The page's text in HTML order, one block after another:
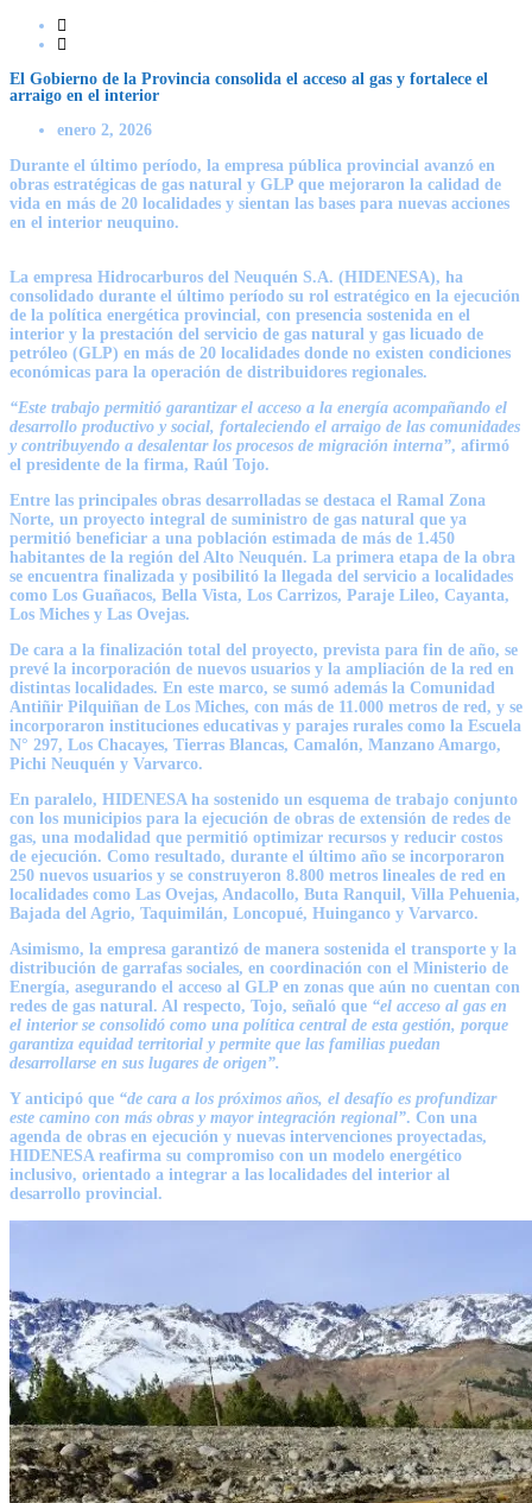
El Gobierno de la Provincia consolida el acceso al gas y fortalece el
arraigo en el interior
enero 2, 2026
Durante el último período, la empresa pública provincial avanzó en
obras estratégicas de gas natural y GLP que mejoraron la calidad de
vida en más de 20 localidades y sientan las bases para nuevas acciones
en el interior neuquino.
La empresa Hidrocarburos del Neuquén S.A. (HIDENESA), ha
consolidado durante el último período su rol estratégico en la ejecución
de la política energética provincial, con presencia sostenida en el
interior y la prestación del servicio de gas natural y gas licuado de
petróleo (GLP) en más de 20 localidades donde no existen condiciones
económicas para la operación de distribuidores regionales.
“Este trabajo permitió garantizar el acceso a la energía acompañando el
desarrollo productivo y social, fortaleciendo el arraigo de las comunidades
y contribuyendo a desalentar los procesos de migración interna”, afirmó
el presidente de la firma, Raúl Tojo.
Entre las principales obras desarrolladas se destaca el Ramal Zona
Norte, un proyecto integral de suministro de gas natural que ya
permitió beneficiar a una población estimada de más de 1.450
habitantes de la región del Alto Neuquén. La primera etapa de la obra
se encuentra finalizada y posibilitó la llegada del servicio a localidades
como Los Guañacos, Bella Vista, Los Carrizos, Paraje Lileo, Cayanta,
Los Miches y Las Ovejas.
De cara a la finalización total del proyecto, prevista para fin de año, se
prevé la incorporación de nuevos usuarios y la ampliación de la red en
distintas localidades. En este marco, se sumó además la Comunidad
Antiñir Pilquiñan de Los Miches, con más de 11.000 metros de red, y se
incorporaron instituciones educativas y parajes rurales como la Escuela
N° 297, Los Chacayes, Tierras Blancas, Camalón, Manzano Amargo,
Pichi Neuquén y Varvarco.
En paralelo, HIDENESA ha sostenido un esquema de trabajo conjunto
con los municipios para la ejecución de obras de extensión de redes de
gas, una modalidad que permitió optimizar recursos y reducir costos
de ejecución. Como resultado, durante el último año se incorporaron
250 nuevos usuarios y se construyeron 8.800 metros lineales de red en
localidades como Las Ovejas, Andacollo, Buta Ranquil, Villa Pehuenia,
Bajada del Agrio, Taquimilán, Loncopué, Huinganco y Varvarco.
Asimismo, la empresa garantizó de manera sostenida el transporte y la
distribución de garrafas sociales, en coordinación con el Ministerio de
Energía, asegurando el acceso al GLP en zonas que aún no cuentan con
redes de gas natural. Al respecto, Tojo, señaló que “el acceso al gas en
el interior se consolidó como una política central de esta gestión, porque
garantiza equidad territorial y permite que las familias puedan
desarrollarse en sus lugares de origen”.
Y anticipó que “de cara a los próximos años, el desafío es profundizar
este camino con más obras y mayor integración regional”. Con una
agenda de obras en ejecución y nuevas intervenciones proyectadas,
HIDENESA reafirma su compromiso con un modelo energético
inclusivo, orientado a integrar a las localidades del interior al
desarrollo provincial.